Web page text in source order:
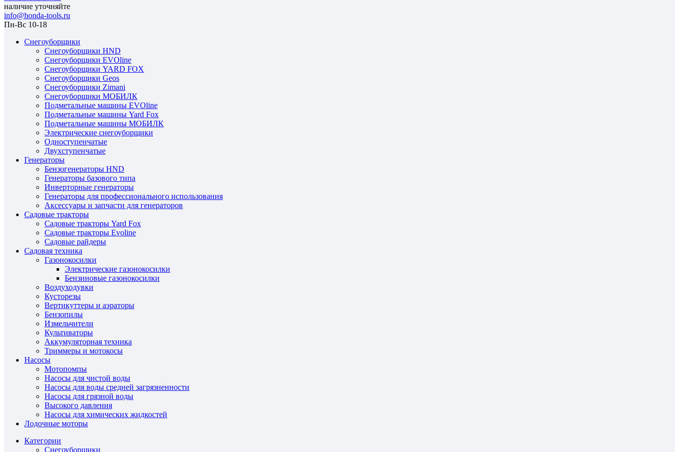
наличие уточняйте
info@honda-tools.ru
Пн-Вс 10-18
Снегоуборщики
Снегоуборщики HND
Снегоуборщики EVOline
Снегоуборщики YARD FOX
Снегоуборщики Geos
Снегоуборщики Zimani
Снегоуборщики МОБИЛК
Подметальные машины EVOline
Подметальные машины Yard Fox
Подметальные машины МОБИЛК
Электрические снегоуборщики
Одноступенчатые
Двухступенчатые
Генераторы
Бензогенераторы HND
Генераторы базового типа
Инверторные генераторы
Генераторы для профессионального использования
Аксессуары и запчасти для генераторов
Садовые тракторы
Садовые тракторы Yard Fox
Садовые тракторы Evoline
Садовые райдеры
Садовая техника
Газонокосилки
Электрические газонокосилки
Бензиновые газонокосилки
Воздуходувки
Кусторезы
Вертикуттеры и аэраторы
Бензопилы
Измельчители
Культиваторы
Аккумуляторная техника
Триммеры и мотокосы
Насосы
Мотопомпы
Насосы для чистой воды
Насосы для воды средней загрязненности
Насосы для грязной воды
Высокого давления
Насосы для химических жидкостей
Лодочные моторы
Категории
Снегоуборщики